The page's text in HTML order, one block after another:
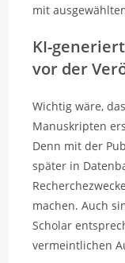
mit
KI-
vor der
Wichtig wäre,
Manuskripten
Denn mit der
später in
machen. Auch
Scholar
vermeintlichen